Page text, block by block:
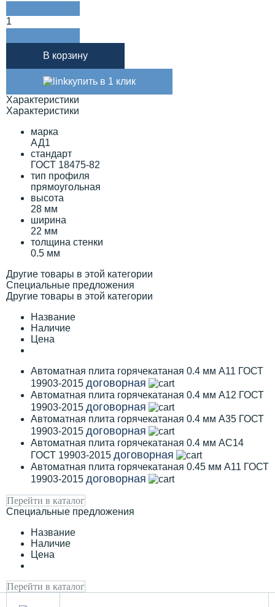
1
В корзину
купить в 1 клик
Характеристики
Характеристики
марка
АД1
стандарт
ГОСТ 18475-82
тип профиля
прямоугольная
высота
28 мм
ширина
22 мм
толщина стенки
0.5 мм
Другие товары в этой категории
Специальные предложения
Другие товары в этой категории
Название
Наличие
Цена
Автоматная плита горячекатаная 0.4 мм А11 ГОСТ
19903-2015 договорная
Автоматная плита горячекатаная 0.4 мм А12 ГОСТ
19903-2015 договорная
Автоматная плита горячекатаная 0.4 мм А35 ГОСТ
19903-2015 договорная
Автоматная плита горячекатаная 0.4 мм АС14
ГОСТ 19903-2015 договорная
Автоматная плита горячекатаная 0.45 мм А11 ГОСТ
19903-2015 договорная
Перейти в каталог
Специальные предложения
Название
Наличие
Цена
Перейти в каталог